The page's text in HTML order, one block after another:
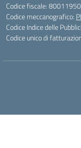
Codice fiscale:
Codice meccanografico:
Codice Indice delle
Codice unico di